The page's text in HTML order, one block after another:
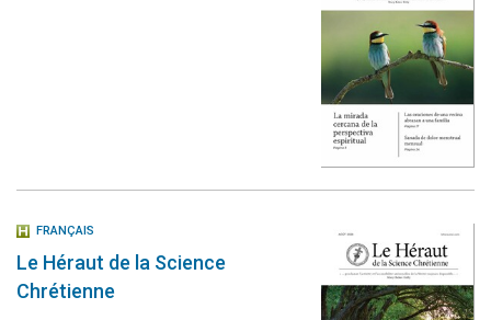
FRANÇAIS
Le Héraut de la Science
Chrétienne